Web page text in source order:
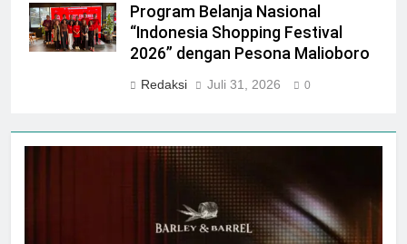
Program Belanja Nasional
“Indonesia Shopping Festival
2026” dengan Pesona Malioboro
Redaksi Juli 31, 2026 0